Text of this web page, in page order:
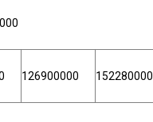
126900000 152280000